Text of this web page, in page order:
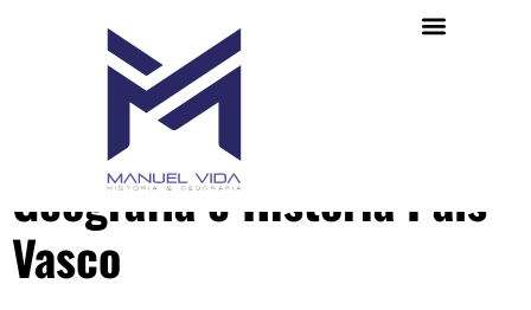
Preparador oposiciones
Geografía e Historia País
Vasco